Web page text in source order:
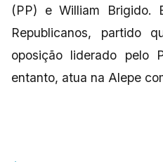
(PP) e William Brigido.
Republicanos, partido
oposição liderado pelo
entanto, atua na Alepe